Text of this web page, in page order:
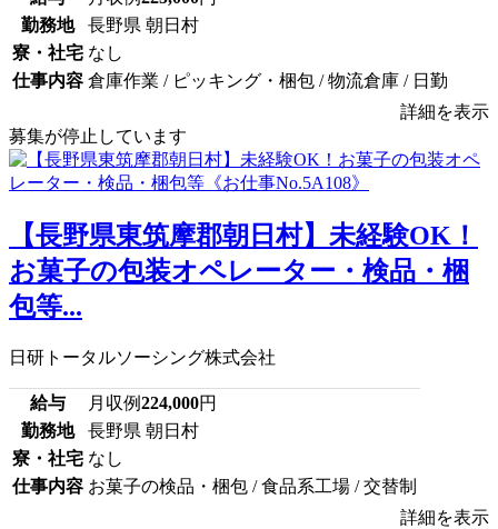
勤務地
長野県 朝日村
寮・社宅 なし
仕事内容 倉庫作業 / ピッキング・梱包 / 物流倉庫 / 日勤
詳細を表示
募集が停止しています
【長野県東筑摩郡朝日村】未経験OK！
お菓子の包装オペレーター・検品・梱
包等...
日研トータルソーシング株式会社
給与 月収例224,000円
勤務地
長野県 朝日村
寮・社宅 なし
仕事内容 お菓子の検品・梱包 / 食品系工場 / 交替制
詳細を表示